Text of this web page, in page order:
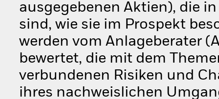
ausgegebenen Aktien), die
sind, wie sie im Prospekt
werden vom Anlageberater
bewertet, die mit dem
verbundenen Risiken und
ihres nachweislichen